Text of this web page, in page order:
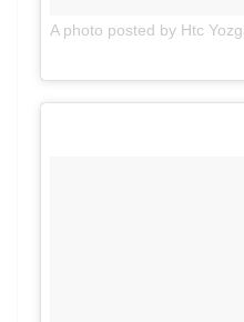
A photo posted by Htc